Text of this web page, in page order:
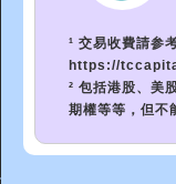
¹ 交易收費請参
https://
² 包括港股、美
期權等等，但不